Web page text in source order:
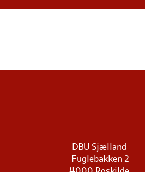
DBU Sjælland
Fuglebakken 2